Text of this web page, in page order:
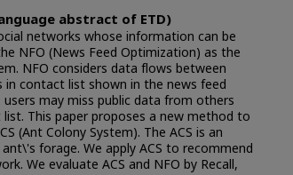
abstract of ETD)
networks whose information can be
NFO (News Feed Optimization) as the
NFO considers data flows between
in contact list shown in the news feed
may miss public data from others
This paper proposes a new method to
(Ant Colony System). The ACS is an
forage. We apply ACS to recommend
We evaluate ACS and NFO by Recall,